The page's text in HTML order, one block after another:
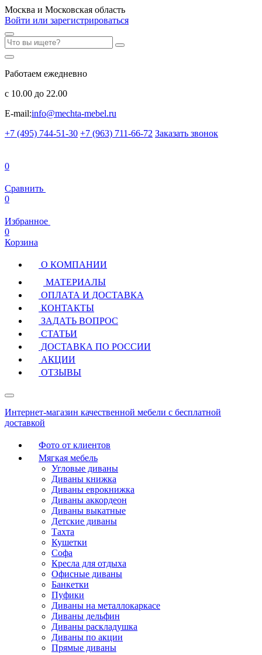
Москва и Московская область
Войти или зарегистрироваться
Работаем ежедневно
с 10.00 до 22.00
E-mail:info@mechta-mebel.ru
+7 (495) 744-51-30 +7 (963) 711-66-72 Заказать звонок
0
Сравнить
0
Избранное
0
Корзина
О КОМПАНИИ
МАТЕРИАЛЫ
ОПЛАТА И ДОСТАВКА
КОНТАКТЫ
ЗАДАТЬ ВОПРОС
СТАТЬИ
ДОСТАВКА ПО РОССИИ
АКЦИИ
ОТЗЫВЫ
Интернет-магазин качественной мебели с бесплатной
доставкой
Фото от клиентов
Мягкая мебель
Угловые диваны
Диваны книжка
Диваны еврокнижка
Диваны аккордеон
Диваны выкатные
Детские диваны
Тахта
Кушетки
Софа
Кресла для отдыха
Офисные диваны
Банкетки
Пуфики
Диваны на металлокаркасе
Диваны дельфин
Диваны раскладушка
Диваны по акции
Прямые диваны